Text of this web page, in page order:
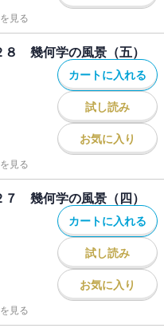
見る
８ 幾何学の風景（五）
カートに入れる
試し読み
お気に入り
見る
７ 幾何学の風景（四）
カートに入れる
試し読み
お気に入り
見る